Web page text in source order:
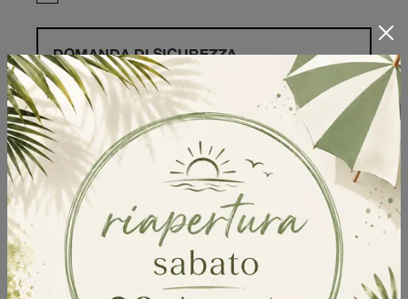
Sfoglia i cataloghi
DOMANDA DI SICUREZZA
Scrivere la parola "Fragole" al singolare